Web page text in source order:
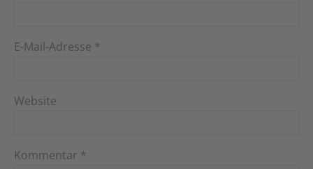
E-Mail-Adresse *
Website
Kommentar *